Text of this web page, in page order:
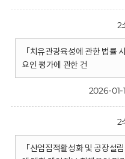
2
「치유관광육성에 관한 법률
요인 평가에 관한 건
2026-01-
2
「산업집적활성화 및 공장설